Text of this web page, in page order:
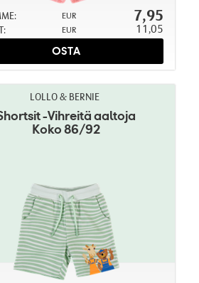
EUR 7,95
EUR 11,05
OSTA
LOLLO & BERNIE
-Vihreitä aaltoja
Koko 86/92